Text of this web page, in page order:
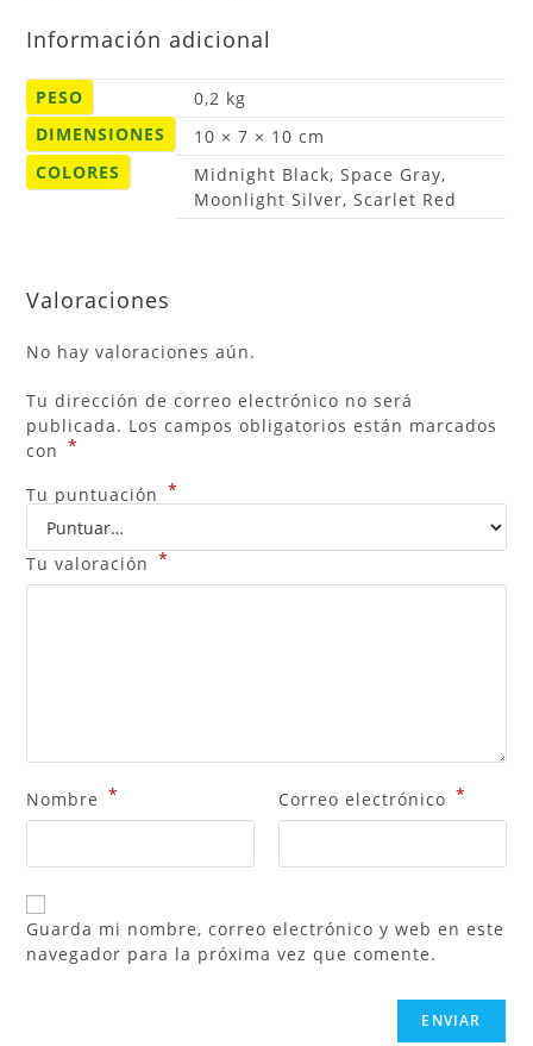
Información adicional
PESO
0,2 kg
DIMENSIONES
10 × 7 × 10 cm
COLORES
Midnight Black, Space Gray,
Moonlight Silver, Scarlet Red
Valoraciones
No hay valoraciones aún.
Tu dirección de correo electrónico no será
publicada. Los campos obligatorios están marcados
con *
Tu puntuación *
Tu valoración *
Nombre * Correo electrónico *
Guarda mi nombre, correo electrónico y web en este
navegador para la próxima vez que comente.